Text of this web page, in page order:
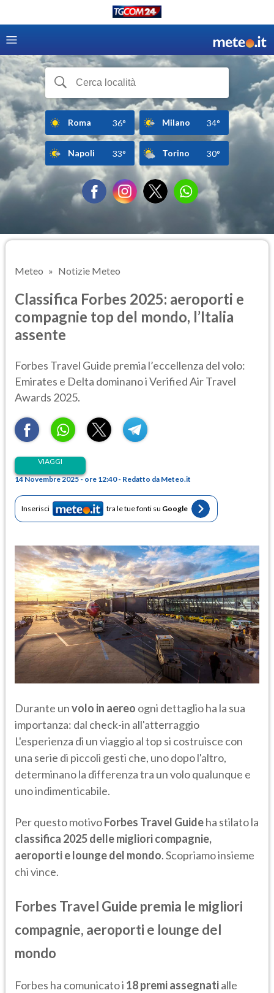
Roma 36° Milano 34°
Napoli 33° Torino 30°
Meteo Notizie Meteo
Classifica Forbes 2025: aeroporti e
compagnie top del mondo, l’Italia
assente
Forbes Travel Guide premia l’eccellenza del volo:
Emirates e Delta dominano i Verified Air Travel
Awards 2025.
VIAGGI
14 Novembre 2025 - ore 12:40 - Redatto da Meteo.it
Inserisci tra le tue fonti su Google
Durante unvolo in aereo ogni dettaglio ha la sua
importanza: dal check-in all'atterraggio
L'esperienza di un viaggio al top si costruisce con
una serie di piccoli gesti che, uno dopo l'altro,
determinano la differenza tra un volo qualunque e
uno indimenticabile.
Per questo motivoForbes Travel Guideha stilato la
classifica 2025 delle migliori compagnie,
aeroporti e lounge del mondo. Scopriamo insieme
chi vince.
Forbes Travel Guide premia le migliori
compagnie, aeroporti e lounge del
mondo
Forbes ha comunicato i 18 premi assegnatialle